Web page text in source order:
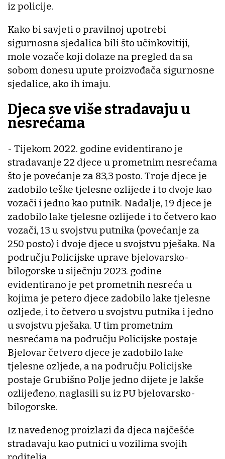
iz policije.
Kako bi savjeti o pravilnoj upotrebi
sigurnosna sjedalica bili što učinkovitiji,
mole vozače koji dolaze na pregled da sa
sobom donesu upute proizvođača sigurnosne
sjedalice, ako ih imaju.
Djeca sve više stradavaju u
nesrećama
- Tijekom 2022. godine evidentirano je
stradavanje 22 djece u prometnim nesrećama
što je povećanje za 83,3 posto. Troje djece je
zadobilo teške tjelesne ozlijede i to dvoje kao
vozači i jedno kao putnik. Nadalje, 19 djece je
zadobilo lake tjelesne ozlijede i to četvero kao
vozači, 13 u svojstvu putnika (povećanje za
250 posto) i dvoje djece u svojstvu pješaka. Na
području Policijske uprave bjelovarsko-
bilogorske u siječnju 2023. godine
evidentirano je pet prometnih nesreća u
kojima je petero djece zadobilo lake tjelesne
ozljede, i to četvero u svojstvu putnika i jedno
u svojstvu pješaka. U tim prometnim
nesrećama na području Policijske postaje
Bjelovar četvero djece je zadobilo lake
tjelesne ozljede, a na području Policijske
postaje Grubišno Polje jedno dijete je lakše
ozlijeđeno, naglasili su iz PU bjelovarsko-
bilogorske.
Iz navedenog proizlazi da djeca najčešće
stradavaju kao putnici u vozilima svojih